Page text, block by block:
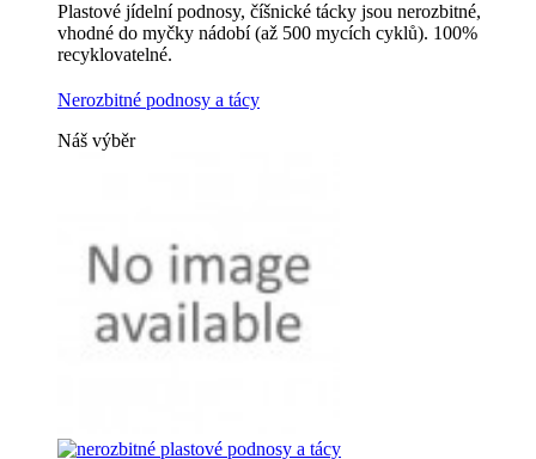
Plastové jídelní podnosy, číšnické tácky jsou nerozbitné,
vhodné do myčky nádobí (až 500 mycích cyklů). 100%
recyklovatelné.
Nerozbitné podnosy a tácy
Náš výběr